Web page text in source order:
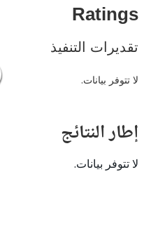
التنفيذ
بيانات.
بيانات.